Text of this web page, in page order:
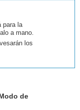
para la
a mano.
los
de